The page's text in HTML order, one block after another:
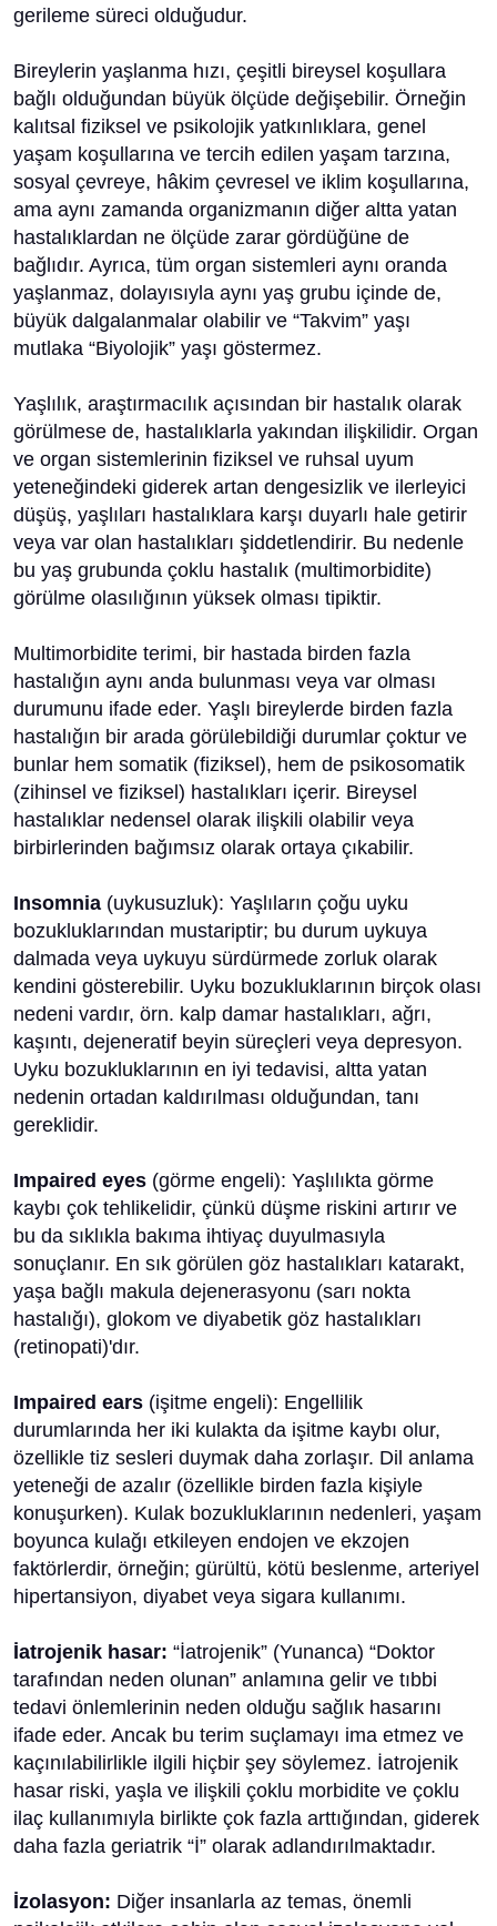
gerileme süreci olduğudur.
Bireylerin yaşlanma hızı, çeşitli bireysel koşullara
bağlı olduğundan büyük ölçüde değişebilir. Örneğin
kalıtsal fiziksel ve psikolojik yatkınlıklara, genel
yaşam koşullarına ve tercih edilen yaşam tarzına,
sosyal çevreye, hâkim çevresel ve iklim koşullarına,
ama aynı zamanda organizmanın diğer altta yatan
hastalıklardan ne ölçüde zarar gördüğüne de
bağlıdır. Ayrıca, tüm organ sistemleri aynı oranda
yaşlanmaz, dolayısıyla aynı yaş grubu içinde de,
büyük dalgalanmalar olabilir ve “Takvim” yaşı
mutlaka “Biyolojik” yaşı göstermez.
Yaşlılık, araştırmacılık açısından bir hastalık olarak
görülmese de, hastalıklarla yakından ilişkilidir. Organ
ve organ sistemlerinin fiziksel ve ruhsal uyum
yeteneğindeki giderek artan dengesizlik ve ilerleyici
düşüş, yaşlıları hastalıklara karşı duyarlı hale getirir
veya var olan hastalıkları şiddetlendirir. Bu nedenle
bu yaş grubunda çoklu hastalık (multimorbidite)
görülme olasılığının yüksek olması tipiktir.
Multimorbidite terimi, bir hastada birden fazla
hastalığın aynı anda bulunması veya var olması
durumunu ifade eder. Yaşlı bireylerde birden fazla
hastalığın bir arada görülebildiği durumlar çoktur ve
bunlar hem somatik (fiziksel), hem de psikosomatik
(zihinsel ve fiziksel) hastalıkları içerir. Bireysel
hastalıklar nedensel olarak ilişkili olabilir veya
birbirlerinden bağımsız olarak ortaya çıkabilir.
Insomnia (uykusuzluk): Yaşlıların çoğu uyku
bozukluklarından mustariptir; bu durum uykuya
dalmada veya uykuyu sürdürmede zorluk olarak
kendini gösterebilir. Uyku bozukluklarının birçok olası
nedeni vardır, örn. kalp damar hastalıkları, ağrı,
kaşıntı, dejeneratif beyin süreçleri veya depresyon.
Uyku bozukluklarının en iyi tedavisi, altta yatan
nedenin ortadan kaldırılması olduğundan, tanı
gereklidir.
Impaired eyes (görme engeli): Yaşlılıkta görme
kaybı çok tehlikelidir, çünkü düşme riskini artırır ve
bu da sıklıkla bakıma ihtiyaç duyulmasıyla
sonuçlanır. En sık görülen göz hastalıkları katarakt,
yaşa bağlı makula dejenerasyonu (sarı nokta
hastalığı), glokom ve diyabetik göz hastalıkları
(retinopati)'dır.
Impaired ears (işitme engeli): Engellilik
durumlarında her iki kulakta da işitme kaybı olur,
özellikle tiz sesleri duymak daha zorlaşır. Dil anlama
yeteneği de azalır (özellikle birden fazla kişiyle
konuşurken). Kulak bozukluklarının nedenleri, yaşam
boyunca kulağı etkileyen endojen ve ekzojen
faktörlerdir, örneğin; gürültü, kötü beslenme, arteriyel
hipertansiyon, diyabet veya sigara kullanımı.
İatrojenik hasar: “İatrojenik” (Yunanca) “Doktor
tarafından neden olunan” anlamına gelir ve tıbbi
tedavi önlemlerinin neden olduğu sağlık hasarını
ifade eder. Ancak bu terim suçlamayı ima etmez ve
kaçınılabilirlikle ilgili hiçbir şey söylemez. İatrojenik
hasar riski, yaşla ve ilişkili çoklu morbidite ve çoklu
ilaç kullanımıyla birlikte çok fazla arttığından, giderek
daha fazla geriatrik “İ” olarak adlandırılmaktadır.
İzolasyon: Diğer insanlarla az temas, önemli